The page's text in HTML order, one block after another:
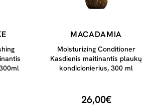
MACADAMIA
Moisturizing Conditioner
Kasdienis maitinantis plaukų
kondicionierius, 300 ml
26,00€